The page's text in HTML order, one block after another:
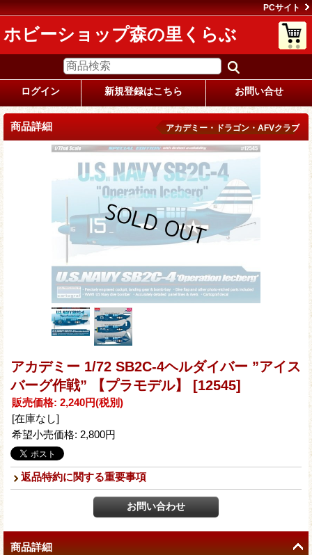
PCサイト
ホビーショップ森の里くらぶ
ログイン 新規登録はこちら お問い合せ
商品詳細 アカデミー・ドラゴン・AFVクラブ
アカデミー 1/72 SB2C-4ヘルダイバー ”アイス
バーグ作戦” 【プラモデル】 [12545]
販売価格: 2,240円(税別)
[在庫なし]
希望小売価格: 2,800円
返品特約に関する重要事項
商品詳細